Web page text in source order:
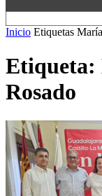
Inicio Etiquetas
Etiqueta:
Rosado